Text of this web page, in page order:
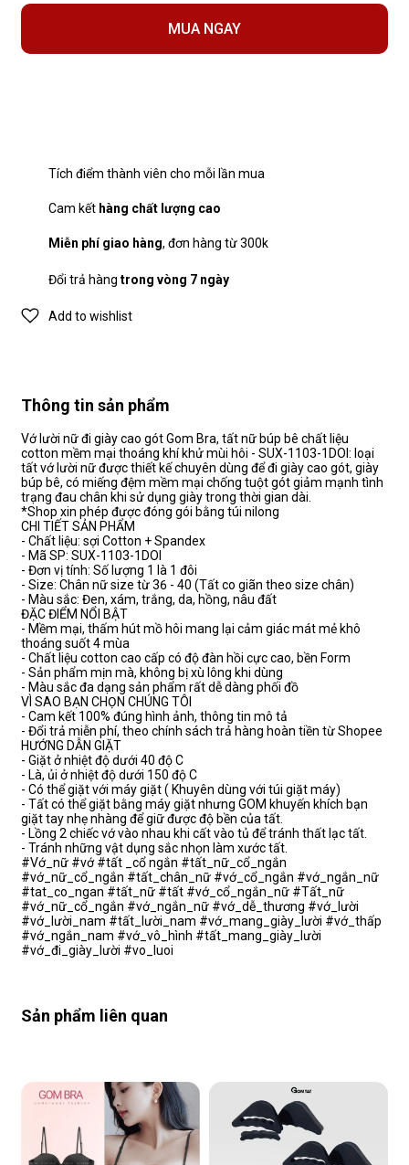
MUA NGAY
Cam kết hàng chất lượng cao
Miễn phí giao hàng, đơn hàng từ 300k
Đổi trả hàng trong vòng 7 ngày
Add to wishlist
Tích điểm thành viên cho mỗi lần mua
Thông tin sản phẩm
Vớ lười nữ đi giày cao gót Gom Bra, tất nữ búp bê chất liệu
cotton mềm mại thoáng khí khử mùi hôi - SUX-1103-1DOI: loại
tất vớ lười nữ được thiết kế chuyên dùng để đi giày cao gót, giày
búp bê, có miếng đệm mềm mại chống tuột gót giảm mạnh tình
trạng đau chân khi sử dụng giày trong thời gian dài.
*Shop xin phép được đóng gói bằng túi nilong
CHI TIẾT SẢN PHẨM
- Chất liệu: sợi Cotton + Spandex
- Mã SP: SUX-1103-1DOI
- Đơn vị tính: Số lượng 1 là 1 đôi
- Size: Chân nữ size từ 36 - 40 (Tất co giãn theo size chân)
- Màu sắc: Đen, xám, trắng, da, hồng, nâu đất
ĐẶC ĐIỂM NỔI BẬT
- Mềm mại, thấm hút mồ hôi mang lại cảm giác mát mẻ khô
thoáng suốt 4 mùa
- Chất liệu cotton cao cấp có độ đàn hồi cực cao, bền Form
- Sản phẩm mịn mà, không bị xù lông khi dùng
- Màu sắc đa dạng sản phẩm rất dễ dàng phối đồ
VÌ SAO BẠN CHỌN CHÚNG TÔI
- Cam kết 100% đúng hình ảnh, thông tin mô tả
- Đổi trả miễn phí, theo chính sách trả hàng hoàn tiền từ Shopee
HƯỚNG DẪN GIẶT
- Giặt ở nhiệt độ dưới 40 độ C
- Là, ủi ở nhiệt độ dưới 150 độ C
- Có thể giặt với máy giặt ( Khuyên dùng với túi giặt máy)
- Tất có thể giặt bằng máy giặt nhưng GOM khuyến khích bạn
giặt tay nhẹ nhàng để giữ được độ bền của tất.
- Lồng 2 chiếc vớ vào nhau khi cất vào tủ để tránh thất lạc tất.
- Tránh những vật dụng sắc nhọn làm xước tất.
#Vớ_nữ #vớ #tất _cổ ngắn #tất_nữ_cổ_ngắn
#vớ_nữ_cổ_ngắn #tất_chân_nữ #vớ_cổ_ngắn #vớ_ngắn_nữ
#tat_co_ngan #tất_nữ #tất #vớ_cổ_ngắn_nữ #Tất_nữ
#vớ_nữ_cổ_ngắn #vớ_ngắn_nữ #vớ_dễ_thương #vớ_lười
#vớ_lười_nam #tất_lười_nam #vớ_mang_giày_lười #vớ_thấp
#vớ_ngắn_nam #vớ_vô_hình #tất_mang_giày_lười
#vớ_đi_giày_lười #vo_luoi
Sản phẩm liên quan